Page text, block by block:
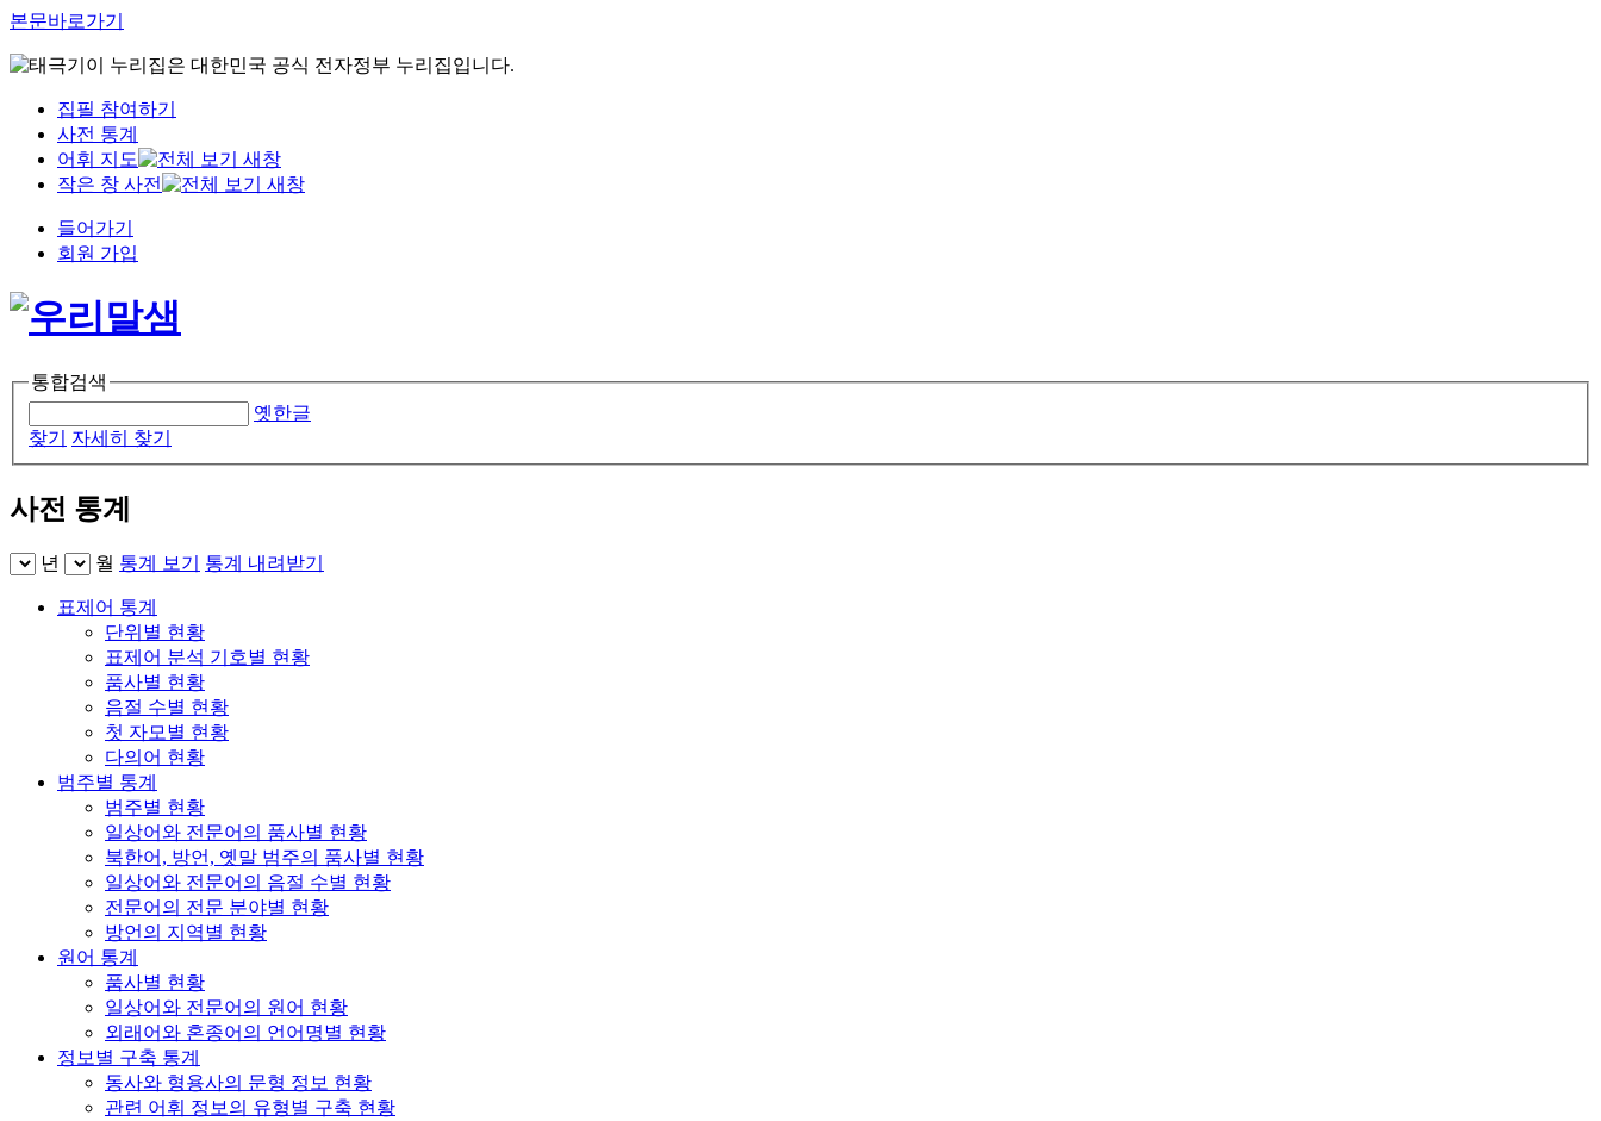
본문바로가기
이 누리집은 대한민국 공식 전자정부 누리집입니다.
집필 참여하기
사전 통계
어휘 지도
작은 창 사전
들어가기
회원 가입
통합검색
옛한글
찾기
자세히 찾기
사전 통계
년 월 통계 보기 통계 내려받기
표제어 통계
단위별 현황
표제어 분석 기호별 현황
품사별 현황
음절 수별 현황
첫 자모별 현황
다의어 현황
범주별 통계
범주별 현황
일상어와 전문어의 품사별 현황
북한어, 방언, 옛말 범주의 품사별 현황
일상어와 전문어의 음절 수별 현황
전문어의 전문 분야별 현황
방언의 지역별 현황
원어 통계
품사별 현황
일상어와 전문어의 원어 현황
외래어와 혼종어의 언어명별 현황
정보별 구축 통계
동사와 형용사의 문형 정보 현황
관련 어휘 정보의 유형별 구축 현황